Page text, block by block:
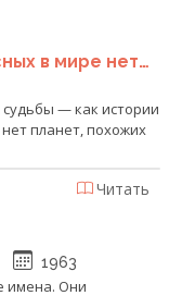
в мире нет…
— как истории
планет, похожих
Читать
1963
имена. Они